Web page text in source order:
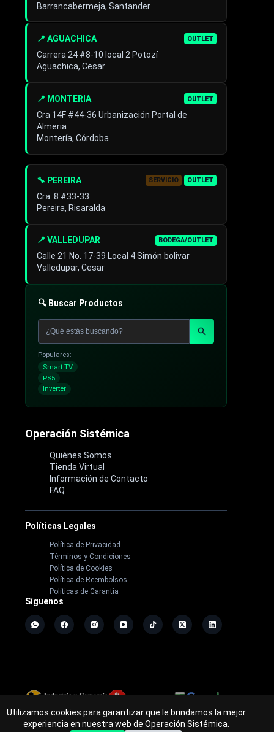
Utilizamos cookies para garantizar que le brindamos la mejor
experiencia en nuestra web de Operación Sistémica.
Barrancabermeja, Santander
📍 AGUACHICA OUTLET
Carrera 24 #8-10 local 2 Potozí
Aguachica, Cesar
📍 MONTERIA OUTLET
Cra 14F #44-36 Urbanización Portal de
Almeria
Montería, Córdoba
📍 VALLEDUPAR BODEGA/OUTLET
Calle 21 No. 17-39 Local 4 Simón bolivar
Valledupar, Cesar
🔧 PEREIRA SERVICIO OUTLET
Cra. 8 #33-33
Pereira, Risaralda
🔍 Buscar Productos
Populares:
Smart TV
PS5
Inverter
Operación Sistémica
Quiénes Somos
Tienda Virtual
Información de Contacto
FAQ
Políticas Legales
Política de Privacidad
Términos y Condiciones
Política de Cookies
Política de Reembolsos
Políticas de Garantía
Síguenos
Copyright © 2026 - Operación Sistémica